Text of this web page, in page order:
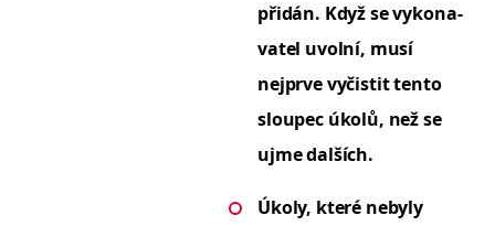
přidán. Když se vykon­a­
va­tel uvol­ní, musí
nejprve vyčis­tit ten­to
sloupec úkolů, než se
ujme dalších.
Úkoly, které neby­ly